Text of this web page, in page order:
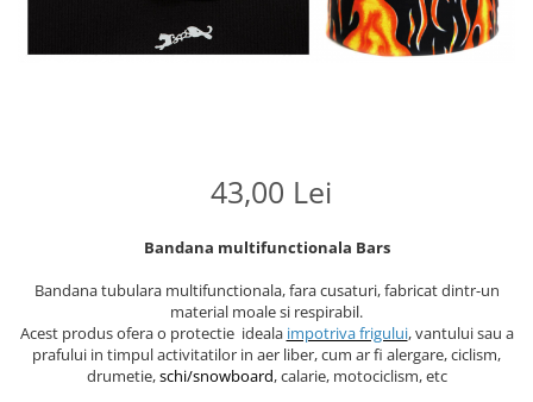
43,00 Lei
Bandana multifunctionala Bars
Bandana tubulara multifunctionala, fara cusaturi, fabricat dintr-un
material moale si respirabil.
Acest produs ofera o protectie ideala impotriva frigului, vantului sau a
prafului in timpul activitatilor in aer liber, cum ar fi alergare, ciclism,
drumetie,schi/snowboard, calarie, motociclism, etc